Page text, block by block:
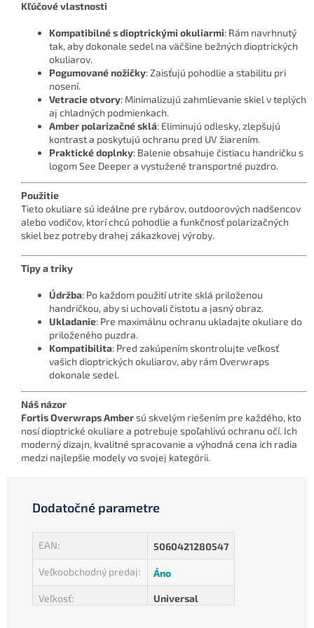
Kľúčové vlastnosti
Kompatibilné s dioptrickými okuliarmi: Rám navrhnutý
tak, aby dokonale sedel na väčšine bežných dioptrických
okuliarov.
Pogumované nožičky: Zaisťujú pohodlie a stabilitu pri
nosení.
Vetracie otvory: Minimalizujú zahmlievanie skiel v teplých
aj chladných podmienkach.
Amber polarizačné sklá: Eliminujú odlesky, zlepšujú
kontrast a poskytujú ochranu pred UV žiarením.
Praktické doplnky: Balenie obsahuje čistiacu handričku s
logom See Deeper a vystužené transportné puzdro.
Použitie
Tieto okuliare sú ideálne pre rybárov, outdoorových nadšencov
alebo vodičov, ktorí chcú pohodlie a funkčnosť polarizačných
skiel bez potreby drahej zákazkovej výroby.
Tipy a triky
Údržba: Po každom použití utrite sklá priloženou
handričkou, aby si uchovali čistotu a jasný obraz.
Ukladanie: Pre maximálnu ochranu ukladajte okuliare do
priloženého puzdra.
Kompatibilita: Pred zakúpením skontrolujte veľkosť
vašich dioptrických okuliarov, aby rám Overwraps
dokonale sedel.
Náš názor
Fortis Overwraps Ambersú skvelým riešením pre každého, kto
nosí dioptrické okuliare a potrebuje spoľahlivú ochranu očí. Ich
moderný dizajn, kvalitné spracovanie a výhodná cena ich radia
medzi najlepšie modely vo svojej kategórii.
Dodatočné parametre
EAN: 5060421280547
Veľkoobchodný predaj: Áno
Veľkosť: Universal